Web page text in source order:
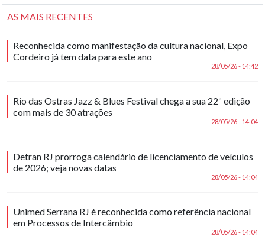
AS MAIS RECENTES
Reconhecida como manifestação da cultura nacional, Expo
Cordeiro já tem data para este ano
28/05/26 - 14:42
Rio das Ostras Jazz & Blues Festival chega a sua 22ª edição
com mais de 30 atrações
28/05/26 - 14:04
Detran RJ prorroga calendário de licenciamento de veículos
de 2026; veja novas datas
28/05/26 - 14:04
Unimed Serrana RJ é reconhecida como referência nacional
em Processos de Intercâmbio
28/05/26 - 14:04